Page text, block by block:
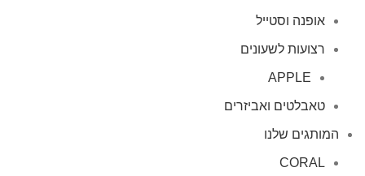
אופנה וסטייל
רצועות לשעונים
APPLE
טאבלטים ואביזרים
המותגים שלנו
CORAL